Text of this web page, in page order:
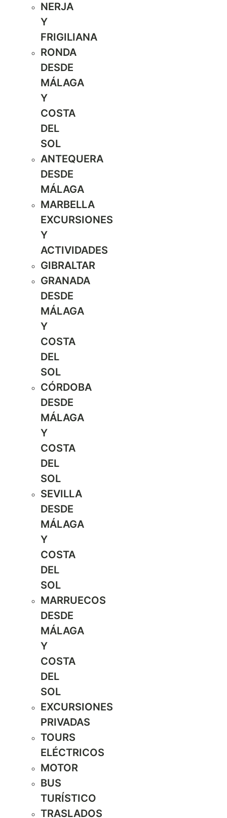
NERJA
Y
FRIGILIANA
RONDA
DESDE
MÁLAGA
Y
COSTA
DEL
SOL
ANTEQUERA
DESDE
MÁLAGA
MARBELLA
EXCURSIONES
Y
ACTIVIDADES
GIBRALTAR
GRANADA
DESDE
MÁLAGA
Y
COSTA
DEL
SOL
CÓRDOBA
DESDE
MÁLAGA
Y
COSTA
DEL
SOL
SEVILLA
DESDE
MÁLAGA
Y
COSTA
DEL
SOL
MARRUECOS
DESDE
MÁLAGA
Y
COSTA
DEL
SOL
EXCURSIONES
PRIVADAS
TOURS
ELÉCTRICOS
MOTOR
BUS
TURÍSTICO
TRASLADOS